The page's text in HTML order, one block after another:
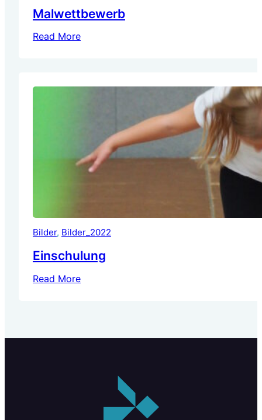
Malwettbewerb
Read More
Bilder, Bilder_2022
Einschulung
Read More